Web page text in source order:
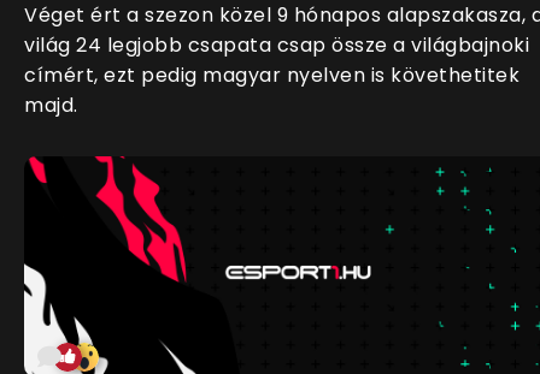
Véget ért a szezon közel 9 hónapos alapszakasza,
világ 24 legjobb csapata csap össze a világbajnoki
címért, ezt pedig magyar nyelven is követhetitek
majd.